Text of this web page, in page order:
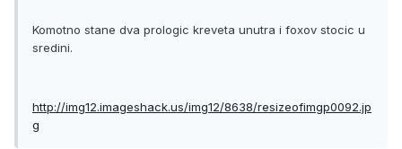
Komotno stane dva prologic kreveta unutra i foxov stocic u
sredini.
http://img12.imageshack.us/img12/8638/resizeofimgp0092.jp
g